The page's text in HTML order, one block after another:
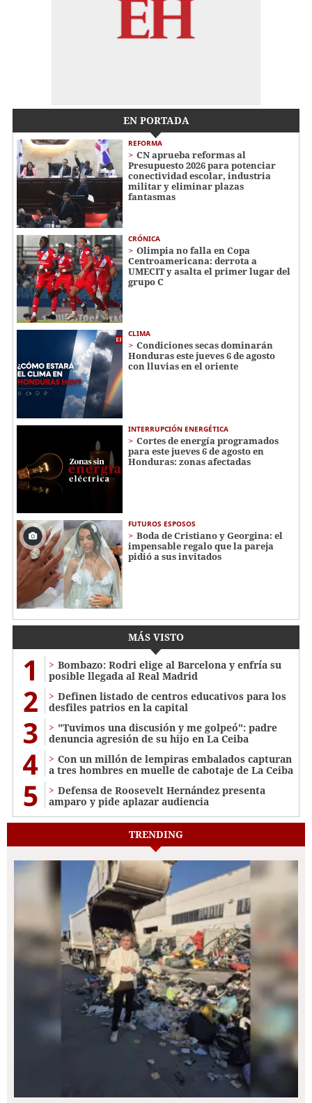
EN PORTADA
REFORMA
CN aprueba reformas al
Presupuesto 2026 para potenciar
conectividad escolar, industria
militar y eliminar plazas
fantasmas
CRÓNICA
Olimpia no falla en Copa
Centroamericana: derrota a
UMECIT y asalta el primer lugar del
grupo C
CLIMA
Condiciones secas dominarán
Honduras este jueves 6 de agosto
con lluvias en el oriente
INTERRUPCIÓN ENERGÉTICA
Cortes de energía programados
para este jueves 6 de agosto en
Honduras: zonas afectadas
FUTUROS ESPOSOS
Boda de Cristiano y Georgina: el
impensable regalo que la pareja
pidió a sus invitados
MÁS VISTO
1
Bombazo: Rodri elige al Barcelona y enfría su
posible llegada al Real Madrid
2
Definen listado de centros educativos para los
desfiles patrios en la capital
3
"Tuvimos una discusión y me golpeó": padre
denuncia agresión de su hijo en La Ceiba
4
Con un millón de lempiras embalados capturan
a tres hombres en muelle de cabotaje de La Ceiba
5
Defensa de Roosevelt Hernández presenta
amparo y pide aplazar audiencia
TRENDING